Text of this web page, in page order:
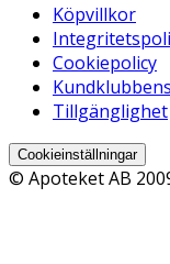
Köpvillkor
Cookiepolicy
Tillgänglighet
Cookieinställningar
© Apoteket AB